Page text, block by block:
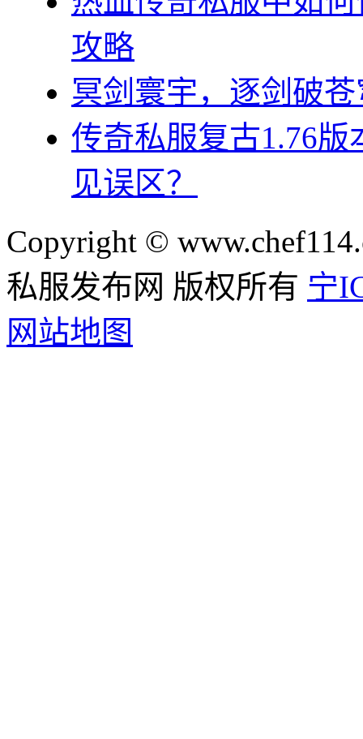
攻略
冥剑寰宇，逐剑破
传奇私服复古1.76
见误区？
Copyright ©
私服发布网 版权所有 宁
网站地图